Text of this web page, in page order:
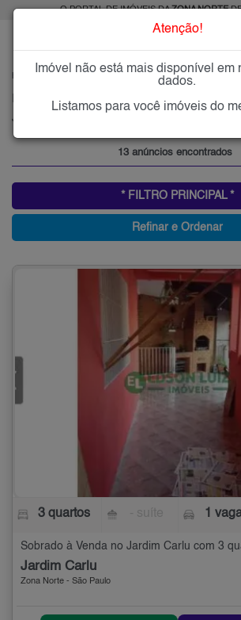
O PORTAL DE IMÓVEIS DAZONA NORTE
JARDIM CARLU
Imóveis à Venda no Jardim Carlu, Zona Norte
Jardim Carlu, Zona Norte
13 anúncios encontrados
* FILTRO PRINCIPAL *
Refinar e Ordenar
3 quartos 1
Sobrado à Venda no Jardim Carlu com 3
Jardim Carlu
Zona Norte - São Paulo
Atenção!
Imóvel não está mais disponível em
dados.
Listamos para você imóveis do